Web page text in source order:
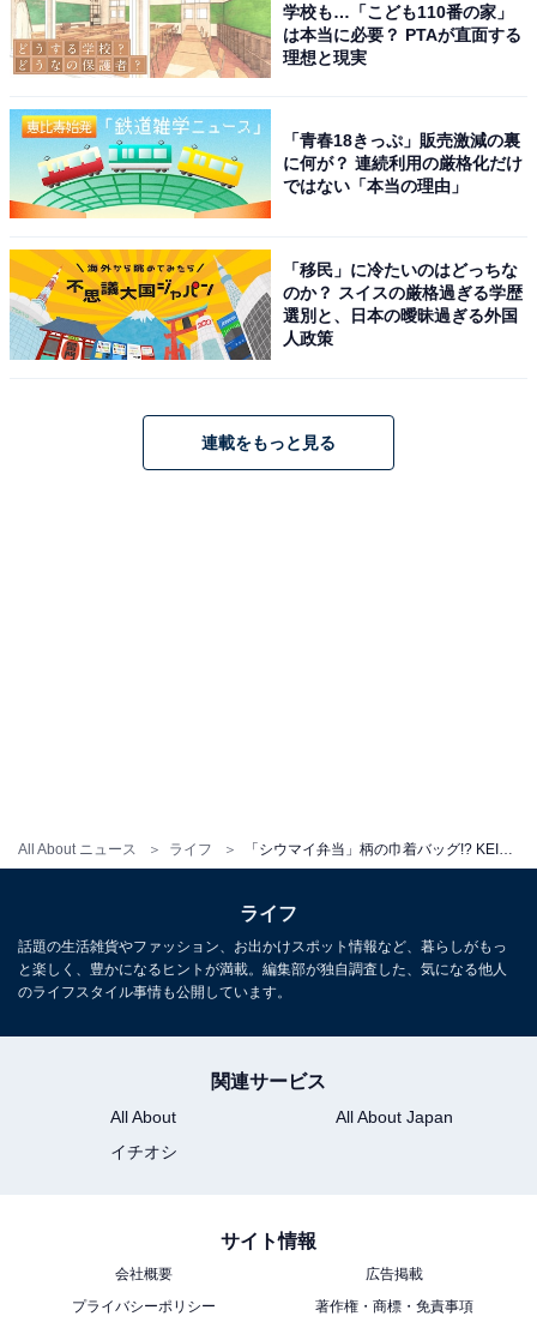
All About ニュース ライフ
「崎陽軒」の1番好きなお弁当ランキング！ 2位
学校も…「こども110番の家」
は本当に必要？ PTAが直面する
理想と現実
「青春18きっぷ」販売激減の裏
に何が？ 連続利用の厳格化だけ
ではない「本当の理由」
「移民」に冷たいのはどっちな
のか？ スイスの厳格過ぎる学歴
選別と、日本の曖昧過ぎる外国
人政策
連載をもっと見る
ライフ
話題の生活雑貨やファッション、お出かけスポット情報など、暮らしがもっ
と楽しく、豊かになるヒントが満載。編集部が独自調査した、気になる他人
のライフスタイル事情も公開しています。
関連サービス
All About
All About Japan
イチオシ
サイト情報
会社概要
広告掲載
プライバシーポリシー
著作権・商標・免責事項